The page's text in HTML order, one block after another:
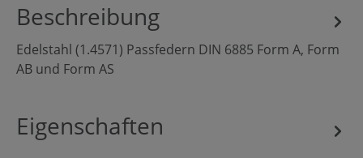
Beschreibung
Edelstahl (1.4571) Passfedern DIN 6885 Form A, Form
AB und Form AS
Eigenschaften